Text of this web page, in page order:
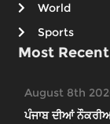
World
Sports
Most
August 8th
ਪੰਜਾਬ ਦੀਆਂ